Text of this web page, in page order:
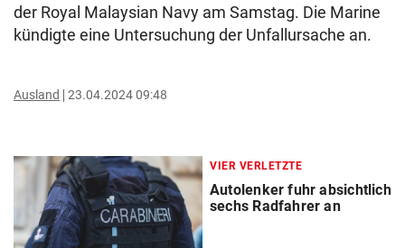
der Royal Malaysian Navy am Samstag. Die Marine
kündigte eine Untersuchung der Unfallursache an.
Ausland 23.04.2024 09:48
VIER VERLETZTE
Autolenker fuhr absichtlich
sechs Radfahrer an